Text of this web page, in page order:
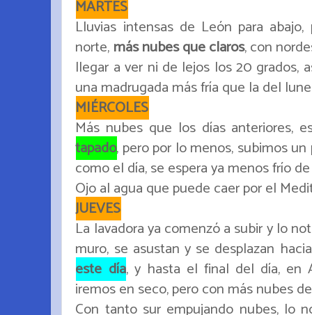
MARTES
Lluvias intensas de León para
norte, más nubes que claros, con
llegar a ver ni de lejos los 20 grados,
una madrugada más fría que la del
MIÉRCOLES
Más nubes que los días anteriores,
tapado, pero por lo menos, subimos
como el día, se espera ya menos frío
Ojo al agua que puede caer por el
JUEVES
La lavadora ya comenzó a subir y lo
muro, se asustan y se desplazan
este día, y hasta el final del día, en
iremos en seco, pero con más nubes
Con tanto sur empujando nubes, lo